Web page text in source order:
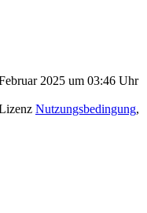
2025 um 03:46 Uhr
Nutzungsbedingung,